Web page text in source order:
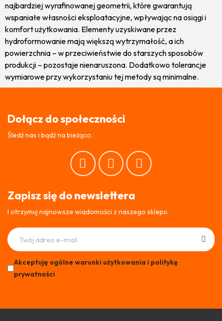
najbardziej wyrafinowanej geometrii, które gwarantują
wspaniałe własności eksploatacyjne, wpływając na osiągi i
komfort użytkowania. Elementy uzyskiwane przez
hydroformowanie mają większą wytrzymałość, a ich
powierzchnia – w przeciwieństwie do starszych sposobów
produkcji – pozostaje nienaruszona. Dodatkowo tolerancje
wymiarowe przy wykorzystaniu tej metody są minimalne.
Dołącz do społeczności
Śledź nas i bądź na bieżąco.
Zapisz się do newslettera
I otrzymuj najnowsze wiadomości z naszego sklepu.
Akceptuję ogólne warunki użytkowania i politykę
prywatności